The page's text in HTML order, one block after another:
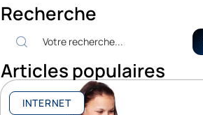
Recherche
Articles populaires
INTERNET